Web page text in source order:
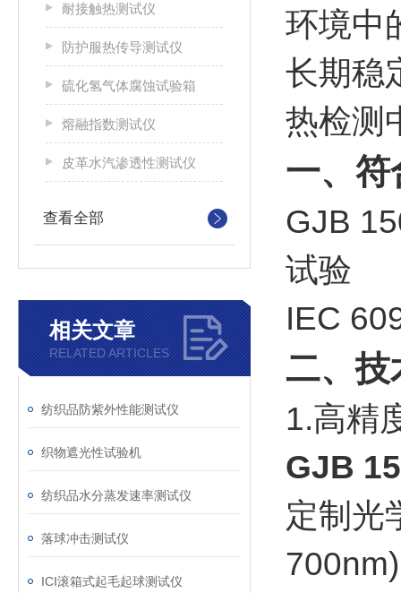
耐接触热测试仪
防护服热传导测试仪
硫化氢气体腐蚀试验箱
熔融指数测试仪
皮革水汽渗透性测试仪
查看全部
相关文章
RELATED ARTICLES
纺织品防紫外性能测试仪
织物遮光性试验机
纺织品水分蒸发速率测试仪
落球冲击测试仪
ICI滚箱式起毛起球测试仪
环境中
长期稳
热检测
一、符
GJB
试验
IEC
二、技
1.高精
GJB
定制光